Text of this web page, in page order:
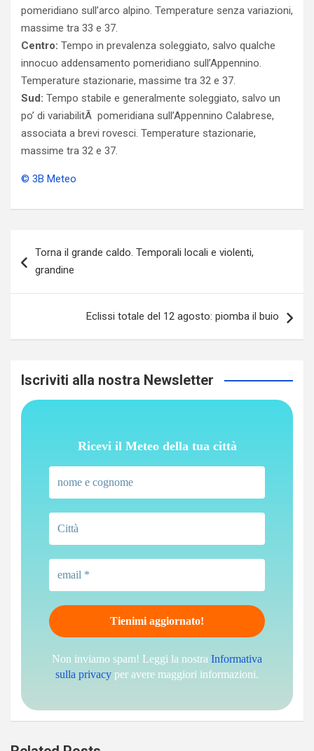
pomeridiano sull’arco alpino. Temperature senza variazioni,
massime tra 33 e 37.
Centro: Tempo in prevalenza soleggiato, salvo qualche
innocuo addensamento pomeridiano sull’Appennino.
Temperature stazionarie, massime tra 32 e 37.
Sud: Tempo stabile e generalmente soleggiato, salvo un
po’ di variabilitÃ pomeridiana sull’Appennino Calabrese,
associata a brevi rovesci. Temperature stazionarie,
massime tra 32 e 37.
© 3B Meteo
articoli
Torna il grande caldo. Temporali locali e violenti,
grandine
Eclissi totale del 12 agosto: piomba il buio
Iscriviti alla nostra Newsletter
Ricevi il Meteo della tua città
Non inviamo spam! Leggi la nostra Informativa
sulla privacy per avere maggiori informazioni.